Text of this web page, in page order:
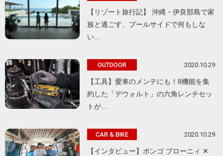
【リゾート旅行記】 沖縄・伊良部島で家
族と過ごす、プールサイドで何もしな
い…
OUTDOOR 2020.10.29
【工具】愛車のメンテにも！8機能を集
約した「デウォルト」の六角レンチセッ
トが…
CAR & BIKE 2020.10.29
【インタビュー】ボンゴ ブローニィ ✕